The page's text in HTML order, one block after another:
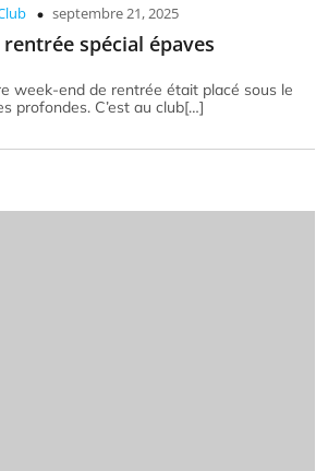
septembre 21, 2025
spécial épaves
week-end de rentrée était placé sous le
profondes. C’est au club[…]